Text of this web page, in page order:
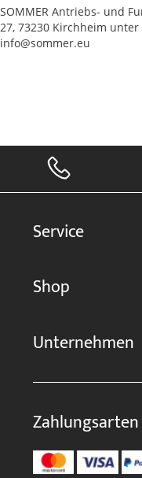
SOMMER Antriebs- und
27, 73230 Kirchheim unter
info@sommer.eu
Service
Shop
Unternehmen
Zahlungsarten